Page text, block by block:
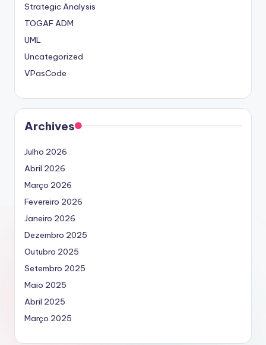
Strategic Analysis
TOGAF ADM
UML
Uncategorized
VPasCode
Archives
Julho 2026
Abril 2026
Março 2026
Fevereiro 2026
Janeiro 2026
Dezembro 2025
Outubro 2025
Setembro 2025
Maio 2025
Abril 2025
Março 2025